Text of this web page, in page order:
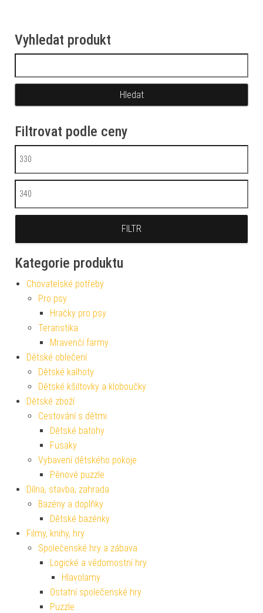
Vyhledat produkt
Filtrovat podle ceny
Minimální cena
Maximální cena
FILTR
Kategorie produktu
Chovatelské potřeby
Pro psy
Hračky pro psy
Teraristika
Mravenčí farmy
Dětské oblečení
Dětské kalhoty
Dětské kšiltovky a kloboučky
Dětské zboží
Cestování s dětmi
Dětské batohy
Fusaky
Vybavení dětského pokoje
Pěnové puzzle
Dílna, stavba, zahrada
Bazény a doplňky
Dětské bazénky
Filmy, knihy, hry
Společenské hry a zábava
Logické a vědomostní hry
Hlavolamy
Ostatní společenské hry
Puzzle